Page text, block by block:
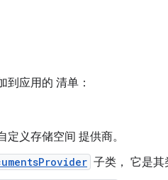
应用的 清单：
义存储空间 提供商。
子类， 它是